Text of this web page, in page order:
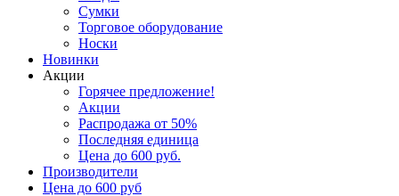
Сумки
Торговое оборудование
Носки
Новинки
Акции
Горячее предложение!
Акции
Распродажа от 50%
Последняя единица
Цена до 600 руб.
Производители
Цена до 600 руб